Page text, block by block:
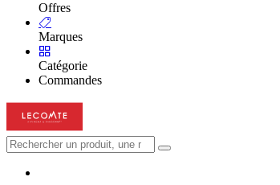
Offres
Marques
Catégorie
Commandes